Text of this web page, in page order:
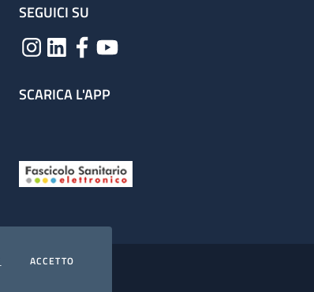
COOKIESACCETTOI COOKIES
SEGUICI SU
SCARICA L'APP